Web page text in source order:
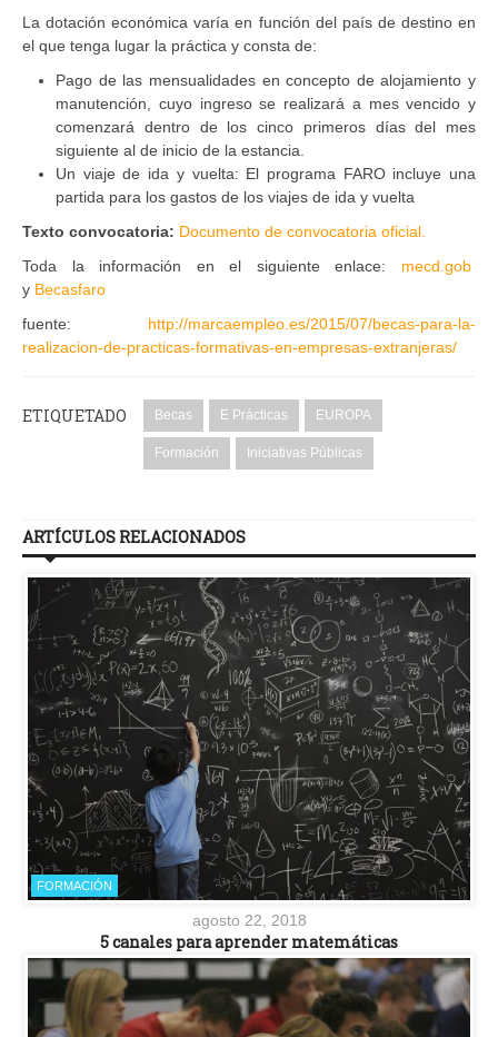
La dotación económica varía en función del país de destino en
el que tenga lugar la práctica y consta de:
Pago de las mensualidades en concepto de alojamiento y
manutención, cuyo ingreso se realizará a mes vencido y
comenzará dentro de los cinco primeros días del mes
siguiente al de inicio de la estancia.
Un viaje de ida y vuelta: El programa FARO incluye una
partida para los gastos de los viajes de ida y vuelta
Texto convocatoria: Documento de convocatoria oficial.
Toda la información en el siguiente enlace: mecd.gob
y Becasfaro
fuente: http://marcaempleo.es/2015/07/becas-para-la-
realizacion-de-practicas-formativas-en-empresas-extranjeras/
ETIQUETADO Becas E Prácticas EUROPA
Formación Iniciativas Públicas
ARTÍCULOS RELACIONADOS
FORMACIÓN
agosto 22, 2018
5 canales para aprender matemáticas